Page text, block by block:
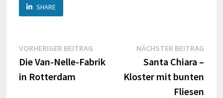
SHARE
Beitragsnavigation
VORHERIGER BEITRAGVorheriger
Beitrag:
Die Van-Nelle-Fabrik
in Rotterdam
NÄCHSTER BEITRAG
Santa Chiara –
Kloster mit bunten
Fliesen